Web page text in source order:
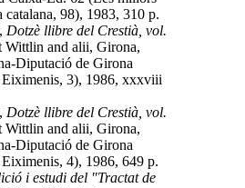
catalana, 98), 1983, 310 p.
Dotzè llibre del Crestià, vol.
Wittlin and alii, Girona,
Diputació de Girona
Eiximenis, 3), 1986, xxxviii
Dotzè llibre del Crestià, vol.
Wittlin and alii, Girona,
Diputació de Girona
4), 1986, 649 p.
i estudi del "Tractat de